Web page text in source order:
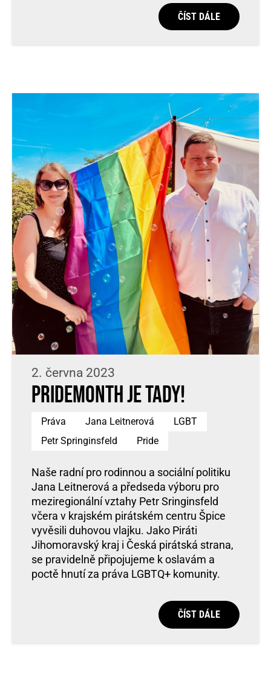
ČÍST DÁLE
2. června 2023
PrideMonth je tady!
Práva Jana Leitnerová
LGBT
Petr Springinsfeld
Pride
Naše radní pro rodinnou a sociální politiku
Jana Leitnerová a předseda výboru pro
meziregionální vztahy Petr Sringinsfeld
včera v krajském pirátském centru Špice
vyvěsili duhovou vlajku. Jako Piráti
Jihomoravský kraj i Česká pirátská strana,
se pravidelně připojujeme k oslavám a
poctě hnutí za práva LGBTQ+ komunity.
ČÍST DÁLE